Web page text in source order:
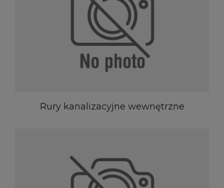
Rury kanalizacyjne wewnętrzne